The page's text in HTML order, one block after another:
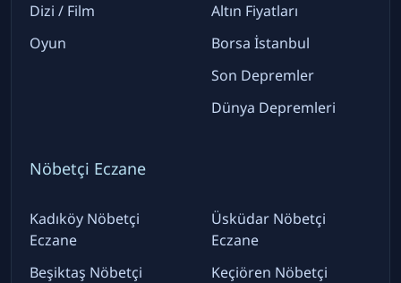
Dizi / Film
Oyun
Altın Fiyatları
Borsa İstanbul
Son Depremler
Dünya Depremleri
Nöbetçi Eczane
Kadıköy Nöbetçi
Eczane
Beşiktaş Nöbetçi
Üsküdar Nöbetçi
Eczane
Keçiören Nöbetçi